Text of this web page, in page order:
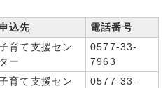
込先
電話番号
育て支援セン
ター
0577-33-
7963
育て支援セン
0577-33-